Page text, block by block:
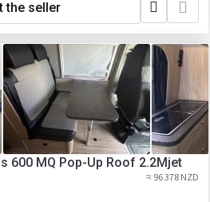
the seller
FIAT Weinsberg Carabus 600 MQ Pop-Up Roof 2.2Mjet
≈ 96 378 NZD